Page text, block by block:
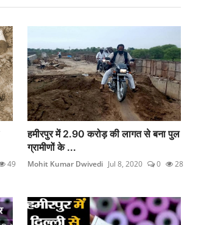
49
हमीरपुर में 2.90 करोड़ की लागत से बना पुल
ग्रामीणों के ...
Mohit Kumar Dwivedi Jul 8, 2020 0 28